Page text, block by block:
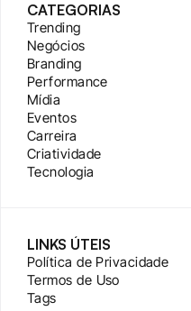
CATEGORIAS
Trending
Negócios
Branding
Performance
Mídia
Eventos
Carreira
Criatividade
Tecnologia
LINKS ÚTEIS
Política de Privacidade
Termos de Uso
Tags